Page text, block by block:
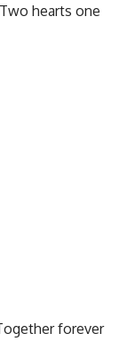
hearts one
forever